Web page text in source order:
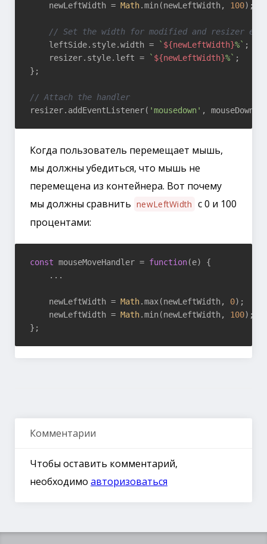
    newLeftWidth =
Math.min(newLeftWidth, 100);
// Set the width for modified and resizer
    leftSide.style.width =
` ${newLeftWidth}%` ;
    resizer.style.left =
` ${newLeftWidth}%` ;
};
// Attach the handler
resizer.addEventListener( 'mousedown'
Когда пользователь перемещает мышь,
мы должны убедиться, что мышь не
перемещена из контейнера. Вот почему
мы должны сравнить newLeftWidth с 0 и 100
процентами:
const mouseMoveHandler = function(e) {
    ...
    newLeftWidth =
Math.max(newLeftWidth, 0);
    newLeftWidth =
Math.min(newLeftWidth, 100);
Комментарии
Чтобы оставить комментарий,
необходимо авторизоваться